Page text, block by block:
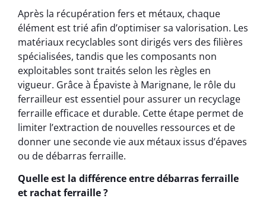
Après la récupération fers et métaux, chaque
élément est trié afin d’optimiser sa valorisation. Les
matériaux recyclables sont dirigés vers des filières
spécialisées, tandis que les composants non
exploitables sont traités selon les règles en
vigueur. Grâce à Épaviste à Marignane, le rôle du
ferrailleur est essentiel pour assurer un recyclage
ferraille efficace et durable. Cette étape permet de
limiter l’extraction de nouvelles ressources et de
donner une seconde vie aux métaux issus d’épaves
ou de débarras ferraille.
Quelle est la différence entre débarras ferraille
et rachat ferraille ?